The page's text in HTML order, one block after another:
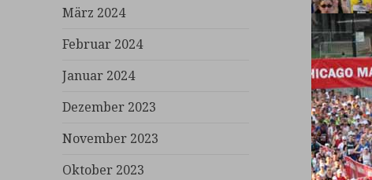
März 2024
Februar 2024
Januar 2024
Dezember 2023
November 2023
Oktober 2023